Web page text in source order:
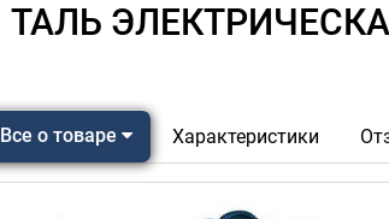
ТАЛЬ
Все о товаре Характеристики